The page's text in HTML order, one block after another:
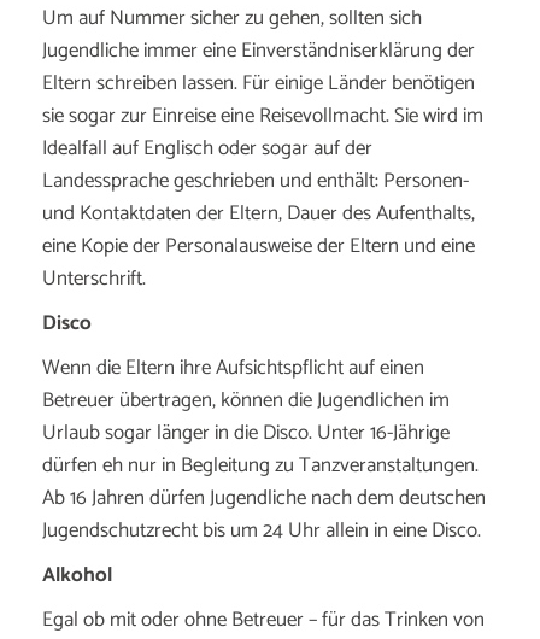
Um auf Nummer sicher zu gehen, sollten sich
Jugendliche immer eine Einverständniserklärung der
Eltern schreiben lassen. Für einige Länder benötigen
sie sogar zur Einreise eine Reisevollmacht. Sie wird im
Idealfall auf Englisch oder sogar auf der
Landessprache geschrieben und enthält: Personen-
und Kontaktdaten der Eltern, Dauer des Aufenthalts,
eine Kopie der Personalausweise der Eltern und eine
Unterschrift.
Disco
Wenn die Eltern ihre Aufsichtspflicht auf einen
Betreuer übertragen, können die Jugendlichen im
Urlaub sogar länger in die Disco. Unter 16-Jährige
dürfen eh nur in Begleitung zu Tanzveranstaltungen.
Ab 16 Jahren dürfen Jugendliche nach dem deutschen
Jugendschutzrecht bis um 24 Uhr allein in eine Disco.
Alkohol
Egal ob mit oder ohne Betreuer – für das Trinken von